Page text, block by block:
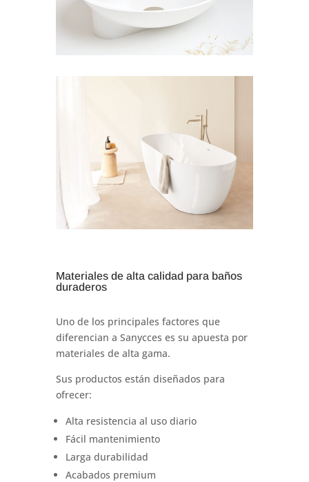
Materiales de alta calidad para baños
duraderos
Uno de los principales factores que
diferencian a Sanycces es su apuesta por
materiales de alta gama.
Sus productos están diseñados para
ofrecer:
Alta resistencia al uso diario
Fácil mantenimiento
Larga durabilidad
Acabados premium